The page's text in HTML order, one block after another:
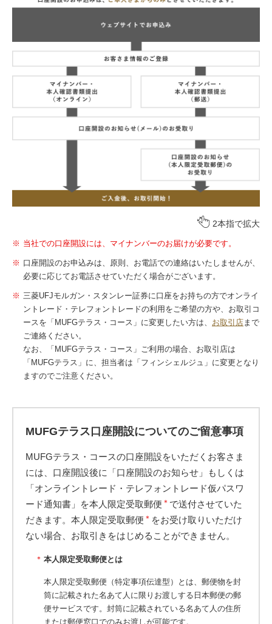
2本指で拡大
当社での口座開設には、マイナンバーのお届けが必要です。
口座開設のお申込みは、原則、お電話での連絡はいたしませんが、
必要に応じてお電話させていただく場合がございます。
三菱UFJモルガン・スタンレー証券に口座をお持ちの方でオンライ
ントレード・テレフォントレードの利用をご希望の方や、お取引コ
ースを「MUFGテラス・コース」に変更したい方は、 お取引店 まで
ご連絡ください。
なお、「MUFGテラス・コース」ご利用の場合、お取引店は
「MUFGテラス」に、担当者は「フィンシェルジュ」に変更となり
ますのでご注意ください。
MUFGテラス口座開設についてのご留意事項
MUFGテラス・コースの口座開設をいただくお客さま
には、口座開設後に「口座開設のお知らせ」もしくは
「オンライントレード・テレフォントレード仮パスワ
ード通知書」を本人限定受取郵便 ＊ で送付させていた
だきます。本人限定受取郵便 ＊ をお受け取りいただけ
ない場合、お取引きをはじめることができません。
＊ 本人限定受取郵便とは
本人限定受取郵便（特定事項伝達型）とは、郵便物を封
筒に記載された名あて人に限りお渡しする日本郵便の郵
便サービスです。封筒に記載されている名あて人の住所
または郵便窓口でのみお渡しが可能です。